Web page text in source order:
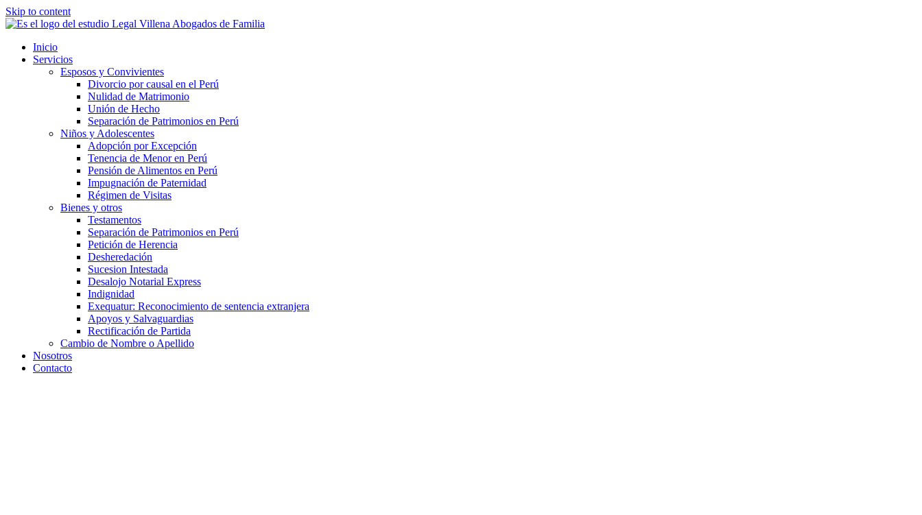
Skip to content
Inicio
Servicios
Esposos y Convivientes
Divorcio por causal en el Perú
Nulidad de Matrimonio
Unión de Hecho
Separación de Patrimonios en Perú
Niños y Adolescentes
Adopción por Excepción
Tenencia de Menor en Perú
Pensión de Alimentos en Perú
Impugnación de Paternidad
Régimen de Visitas
Bienes y otros
Testamentos
Separación de Patrimonios en Perú
Petición de Herencia
Desheredación
Sucesion Intestada
Desalojo Notarial Express
Indignidad
Exequatur: Reconocimiento de sentencia extranjera
Apoyos y Salvaguardias
Rectificación de Partida
Cambio de Nombre o Apellido
Nosotros
Contacto